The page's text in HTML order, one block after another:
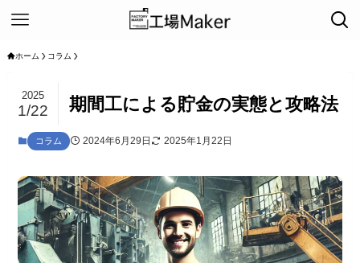
ホーム コラム
期間工による貯金の実態と攻略法
2025
1/22
コラム 2024年6月29日 2025年1月22日